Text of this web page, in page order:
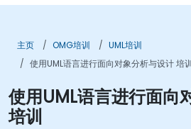
主页 OMG培训
UML培训
使用UML语言进行面向对象分析与设计 培
使用UML语言进行面向
培训